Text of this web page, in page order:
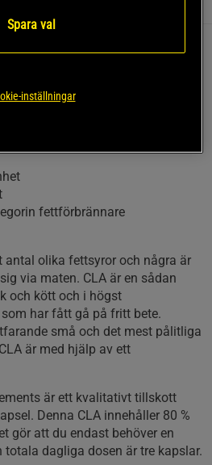
Detta är en fettsyra som
fettförbrännare. CLA kan
fettförbrännare
antal olika fettsyror och några är
via maten. CLA är en sådan
och kött och i högst
har fått gå på fritt bete.
små och det mest pålitliga
är med hjälp av ett
är ett kvalitativt tillskott
Denna CLA innehåller 80 %
gör att du endast behöver en
totala dagliga dosen är tre kapslar.
Spara val
inställningar